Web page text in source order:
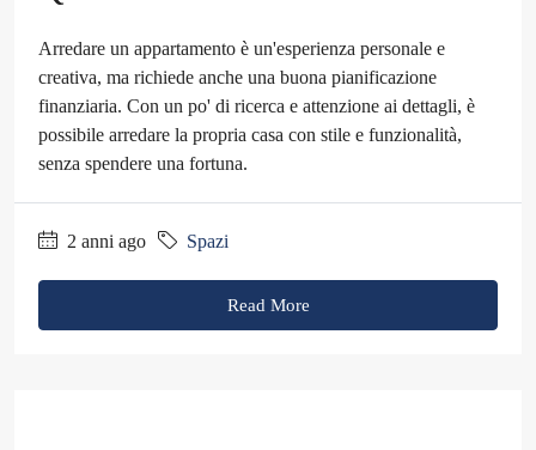
Arredare un appartamento è un'esperienza personale e
creativa, ma richiede anche una buona pianificazione
finanziaria. Con un po' di ricerca e attenzione ai dettagli, è
possibile arredare la propria casa con stile e funzionalità,
senza spendere una fortuna.
2 anni ago Spazi
Read More